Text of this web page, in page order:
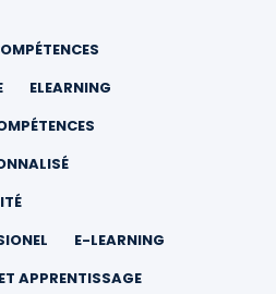
ELEARNING
E-LEARNING
APPRENTISSAGE